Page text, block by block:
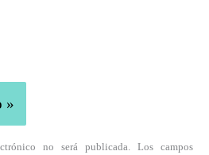
no será publicada. Los campos